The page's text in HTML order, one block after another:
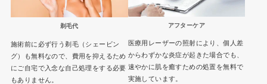
剃毛代
施術前に必ず行う剃毛（シェービン
グ）も無料なので、費用を抑えるため
にご自宅で入念な自己処理をする必要
もありません。
アフターケア
医療用レーザーの照射により、個人差
からわずかな炎症が起きた場合でも、
速やかに肌を癒すための処置を無料で
実施しています。